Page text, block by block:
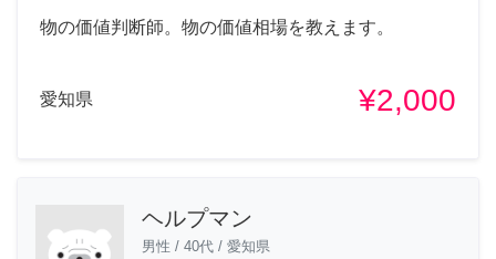
物の価値判断師。物の価値相場を教えます。
愛知県 ¥2,000
ヘルプマン
男性 / 40代 / 愛知県